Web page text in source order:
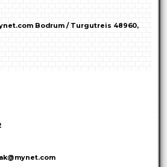
Bodrum / Turgutreis 48960,